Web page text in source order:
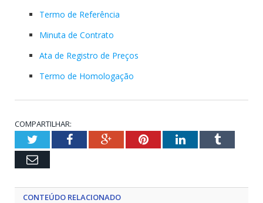
Termo de Referência
Minuta de Contrato
Ata de Registro de Preços
Termo de Homologação
COMPARTILHAR:
TwitterFacebookGoogle+PinterestLinkedInTumblr
Email
CONTEÚDO RELACIONADO